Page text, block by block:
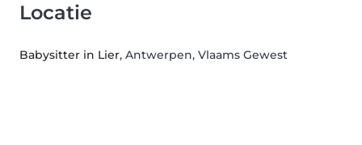
Locatie
Babysitter in Lier, Antwerpen, Vlaams Gewest